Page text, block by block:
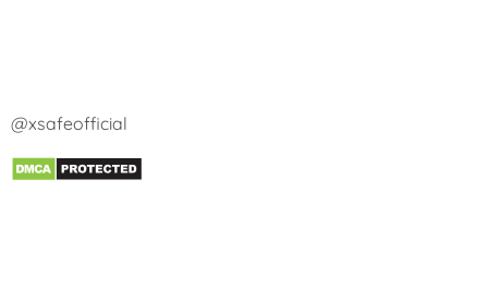
@xsafeofficial